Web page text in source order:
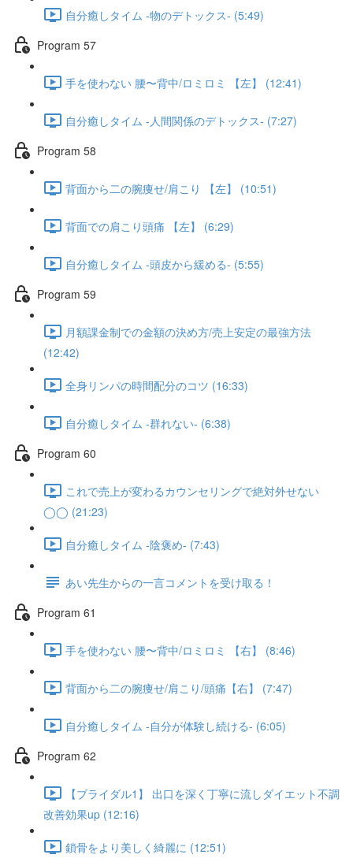
自分癒しタイム -物のデトックス- (5:49)
Program 57
手を使わない 腰〜背中/ロミロミ 【左】 (12:41)
自分癒しタイム -人間関係のデトックス- (7:27)
Program 58
背面から二の腕痩せ/肩こり 【左】 (10:51)
背面での肩こり頭痛 【左】 (6:29)
自分癒しタイム -頭皮から緩める- (5:55)
Program 59
月額課金制での金額の決め方/売上安定の最強方法
(12:42)
全身リンパの時間配分のコツ (16:33)
自分癒しタイム -群れない- (6:38)
Program 60
これで売上が変わるカウンセリングで絶対外せない
◯◯ (21:23)
自分癒しタイム -陰褒め- (7:43)
あい先生からの一言コメントを受け取る！
Program 61
手を使わない 腰〜背中/ロミロミ 【右】 (8:46)
背面から二の腕痩せ/肩こり/頭痛【右】 (7:47)
自分癒しタイム -自分が体験し続ける- (6:05)
Program 62
【ブライダル1】 出口を深く丁寧に流しダイエット不調
改善効果up (12:16)
鎖骨をより美しく綺麗に (12:51)